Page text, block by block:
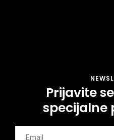
Prijavite
specijalne